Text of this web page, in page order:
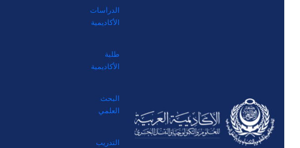
الدراسات
الأكاديمية
طلبة
الأكاديمية
البحث
العلمي
التدريب